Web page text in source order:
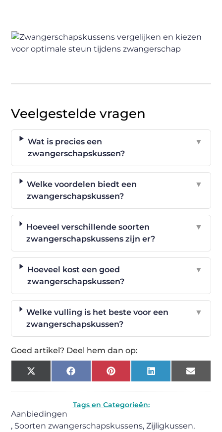
Veelgestelde vragen
Wat is precies een
zwangerschapskussen?
▼
Welke voordelen biedt een
zwangerschapskussen?
▼
Hoeveel verschillende soorten
zwangerschapskussens zijn er?
▼
Hoeveel kost een goed
zwangerschapskussen?
▼
Welke vulling is het beste voor een
zwangerschapskussen?
▼
Goed artikel? Deel hem dan op:
X
(Twitter)
FacebookPinterestLinkedIn Email
Tags en Categorieën:
Aanbiedingen
, Soorten zwangerschapskussens,Zijligkussen,